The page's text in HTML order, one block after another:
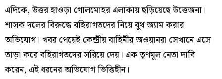
এদিকে, উত্তর হাওড়া গোলমোহর এলাকায় ছড়িয়েছে উত্তেজনা।
শাসক দলের বিরুদ্ধে বহিরাগতদের নিয়ে বুথ জ্যাম করার
অভিযোগ। খবর পেয়েই কেন্দ্রীয় বাহিনীর জওয়ানরা সেখানে এসে
তাড়া করে বহিরাগতদের সরিয়ে দেয়। এক তৃণমূল নেতা দাবি
করেন, এই ধরনের অভিযোগ ভিত্তিহীন।